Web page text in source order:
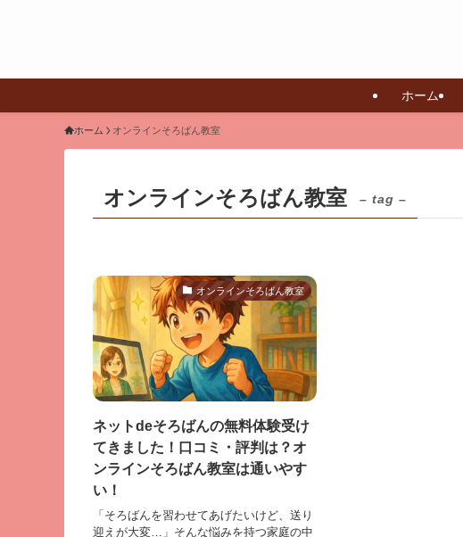
ホーム
ホーム オンラインそろばん教室
オンラインそろばん教室 – tag –
オンラインそろばん教室
ネットdeそろばんの無料体験受け
てきました！口コミ・評判は？オ
ンラインそろばん教室は通いやす
い！
「そろばんを習わせてあげたいけど、送り
迎えが大変…」そんな悩みを持つ家庭の中